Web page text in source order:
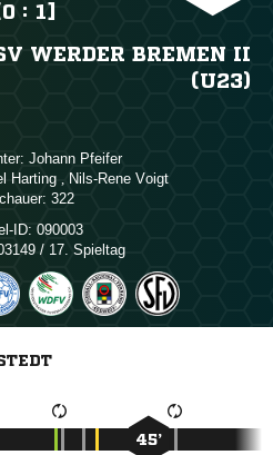
: 1]
WERDER BREMEN II
(U23)
 
 ,  
322
ID: 090003
/ 17. Spieltag
45’